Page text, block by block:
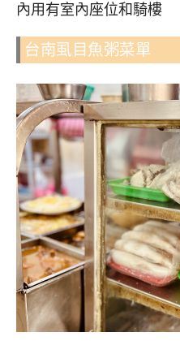
內用有室內座位和騎樓
台南虱目魚粥菜單